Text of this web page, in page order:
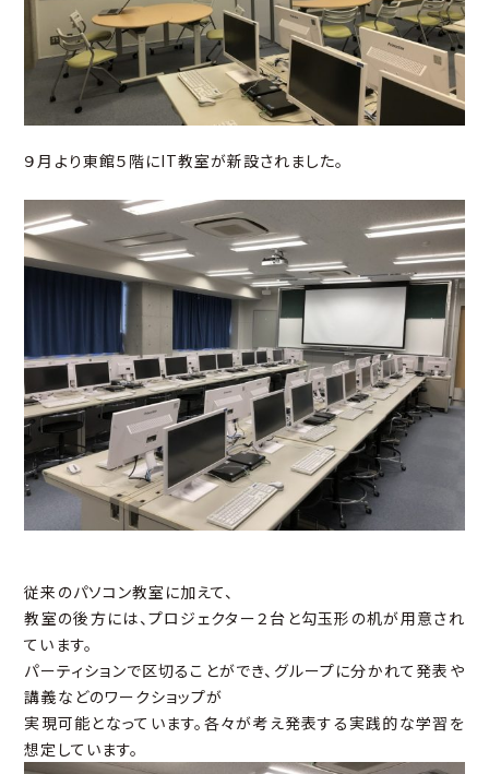
９月より東館５階にIT教室が新設されました。
従来のパソコン教室に加えて、
教室の後方には、プロジェクター２台と勾玉形の机が用意され
ています。
パーティションで区切ることができ、グループに分かれて発表や
講義などのワークショップが
実現可能となっています。各々が考え発表する実践的な学習を
想定しています。